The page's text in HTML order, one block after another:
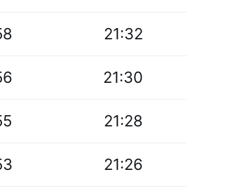
21:32
21:30
21:28
21:26